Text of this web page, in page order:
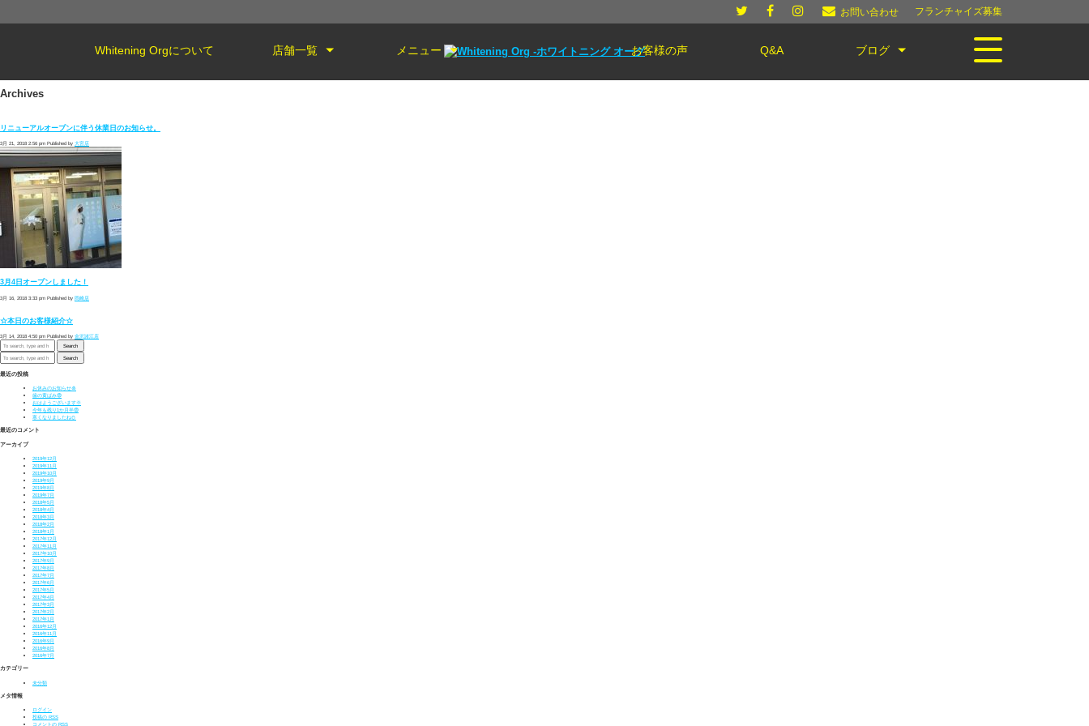
お問い合わせ フランチャイズ募集
Whitening Orgについて 店舗一覧 メニュー お客様の声 Q&A ブログ
Archives
リニューアルオープンに伴う休業日のお知らせ。
3月 21, 2018 2:56 pm Published by 大宮店
3月4日オープンしました！
3月 16, 2018 3:33 pm Published by 岡崎店
☆本日のお客様紹介☆
3月 14, 2018 4:50 pm Published by 金沢諸江店
Search
Search
最近の投稿
お休みのお知らせ🎍
歯の黄ばみ😨
おはようございます🌞
今年も残り1か月半😨
寒くなりましたね⛄
最近のコメント
アーカイブ
2019年12月
2019年11月
2019年10月
2019年9月
2019年8月
2019年7月
2018年5月
2018年4月
2018年3月
2018年2月
2018年1月
2017年12月
2017年11月
2017年10月
2017年9月
2017年8月
2017年7月
2017年6月
2017年5月
2017年4月
2017年3月
2017年2月
2017年1月
2016年12月
2016年11月
2016年9月
2016年8月
2016年7月
カテゴリー
未分類
メタ情報
ログイン
投稿の RSS
コメントの RSS